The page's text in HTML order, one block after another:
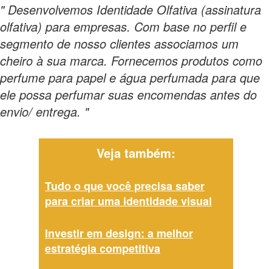
" Desenvolvemos Identidade Olfativa (assinatura
olfativa) para empresas. Com base no perfil e
segmento de nosso clientes associamos um
cheiro à sua marca. Fornecemos produtos como
perfume para papel e água perfumada para que
ele possa perfumar suas encomendas antes do
envio/ entrega. "
Veja também:
Tudo o que você precisa saber
para criar uma identidade visual
Investir em design: a melhor
estratégia competitiva